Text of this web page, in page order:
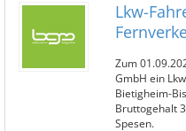
Lkw-
Zum
GmbH ein
Bietigheim-
Bruttogehalt
Spesen.